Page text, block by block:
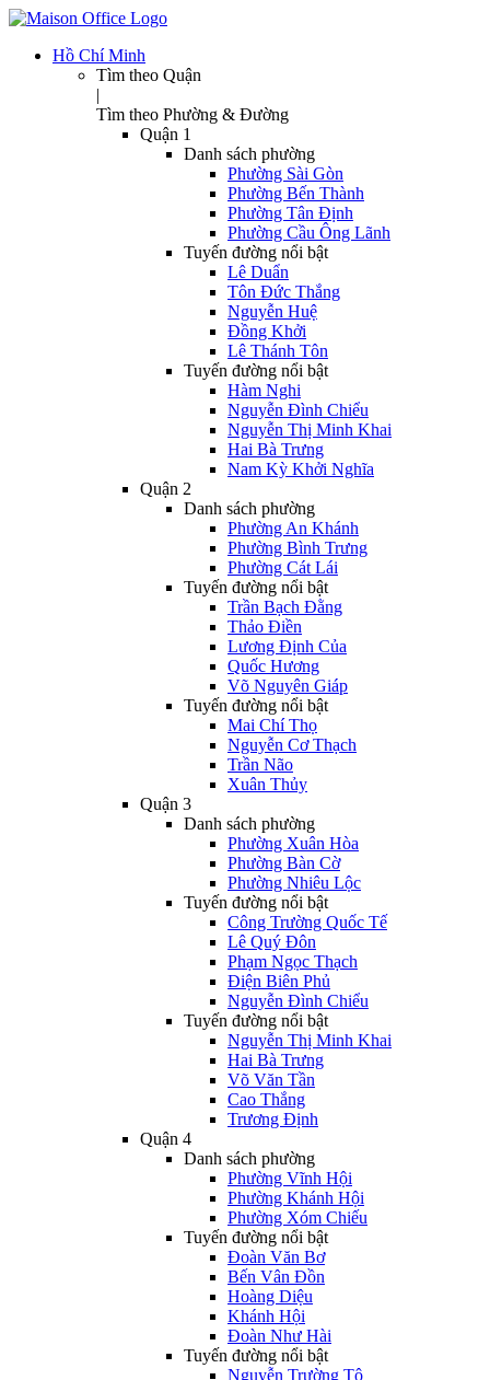
Hồ Chí Minh
Tìm theo Quận
|
Tìm theo Phường & Đường
Quận 1
Danh sách phường
Phường Sài Gòn
Phường Bến Thành
Phường Tân Định
Phường Cầu Ông Lãnh
Tuyến đường nổi bật
Lê Duẩn
Tôn Đức Thắng
Nguyễn Huệ
Đồng Khởi
Lê Thánh Tôn
Tuyến đường nổi bật
Hàm Nghi
Nguyễn Đình Chiểu
Nguyễn Thị Minh Khai
Hai Bà Trưng
Nam Kỳ Khởi Nghĩa
Quận 2
Danh sách phường
Phường An Khánh
Phường Bình Trưng
Phường Cát Lái
Tuyến đường nổi bật
Trần Bạch Đằng
Thảo Điền
Lương Định Của
Quốc Hương
Võ Nguyên Giáp
Tuyến đường nổi bật
Mai Chí Thọ
Nguyễn Cơ Thạch
Trần Não
Xuân Thủy
Quận 3
Danh sách phường
Phường Xuân Hòa
Phường Bàn Cờ
Phường Nhiêu Lộc
Tuyến đường nổi bật
Công Trường Quốc Tế
Lê Quý Đôn
Phạm Ngọc Thạch
Điện Biên Phủ
Nguyễn Đình Chiểu
Tuyến đường nổi bật
Nguyễn Thị Minh Khai
Hai Bà Trưng
Võ Văn Tần
Cao Thắng
Trương Định
Quận 4
Danh sách phường
Phường Vĩnh Hội
Phường Khánh Hội
Phường Xóm Chiếu
Tuyến đường nổi bật
Đoàn Văn Bơ
Bến Vân Đồn
Hoàng Diệu
Khánh Hội
Đoàn Như Hài
Tuyến đường nổi bật
Nguyễn Trường Tộ